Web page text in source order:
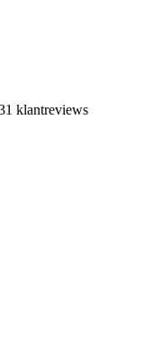
klantreviews